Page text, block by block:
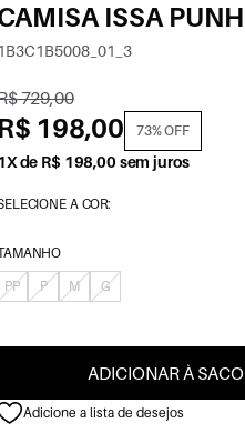
ISSA
729,00
R$ 198,00 73% OFF
de R$ 198,00 sem juros
A COR:
PP
P M G
ADICIONAR À
Adicione a lista de desejos